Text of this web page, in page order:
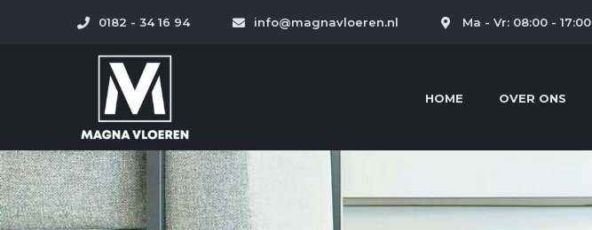
0182 - 34 16 94 info@magnavloeren.nl Ma - Vr: 08:00 - 17:00
HOME OVER ONS